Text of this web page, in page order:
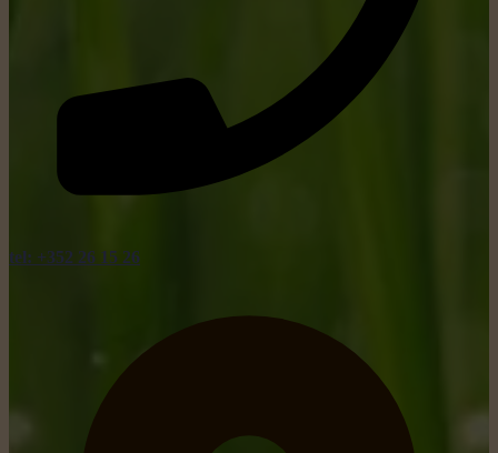
tel: +352 26 15 26